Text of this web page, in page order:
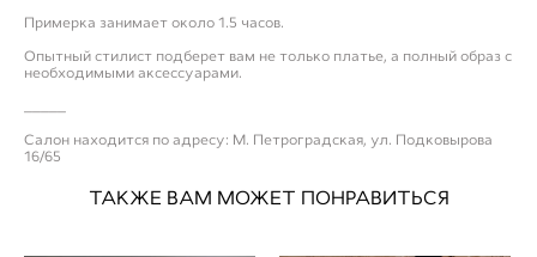
Примерка занимает около 1.5 часов.
Опытный стилист подберет вам не только платье, а полный образ с
необходимыми аксессуарами.
Салон находится по адресу: М. Петроградская, ул. Подковырова
16/65
ТАКЖЕ ВАМ МОЖЕТ ПОНРАВИТЬСЯ